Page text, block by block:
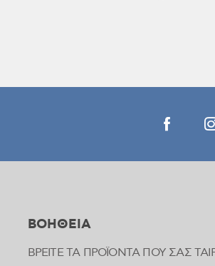
ΒΟΗΘΕΙΑ
ΒΡΕΙΤΕ ΤΑ ΠΡΟΪΟΝΤΑ ΠΟΥ ΣΑΣ